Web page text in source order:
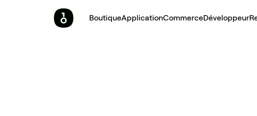
BoutiqueApplicationCommerceDéveloppeur